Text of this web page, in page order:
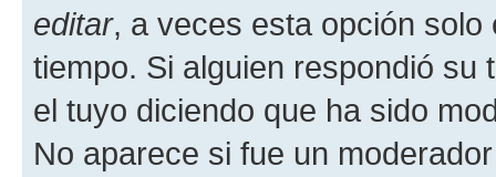
editar, a veces esta opción
tiempo. Si alguien respondió
el tuyo diciendo que ha sido
No aparece si fue un